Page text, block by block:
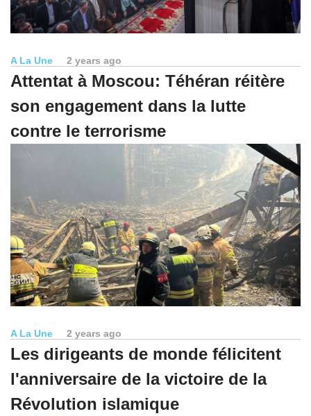
A La Une 2 years ago
Attentat à Moscou: Téhéran réitère
son engagement dans la lutte
contre le terrorisme
A La Une 2 years ago
Les dirigeants de monde félicitent
l'anniversaire de la victoire de la
Révolution islamique